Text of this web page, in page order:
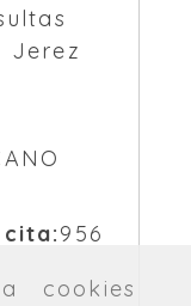
cookies
Jerez
956